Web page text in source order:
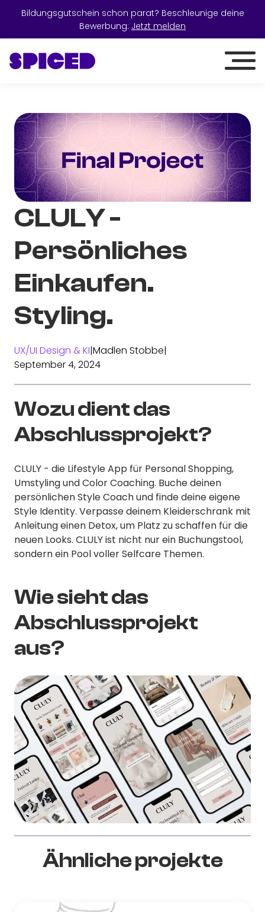
Bildungsgutschein schon parat? Beschleunige deine
Bewerbung: Jetzt melden
CLULY -
Persönliches
Einkaufen.
Styling.
UX/UI Design & KI|Madlen Stobbe|
September 4, 2024
Wozu dient das
Abschlussprojekt?
CLULY - die Lifestyle App für Personal Shopping,
Umstyling und Color Coaching. Buche deinen
persönlichen Style Coach und finde deine eigene
Style Identity. Verpasse deinem Kleiderschrank mit
Anleitung einen Detox, um Platz zu schaffen für die
neuen Looks. CLULY ist nicht nur ein Buchungstool,
sondern ein Pool voller Selfcare Themen.
Wie sieht das
Abschlussprojekt
aus?
Ähnliche projekte